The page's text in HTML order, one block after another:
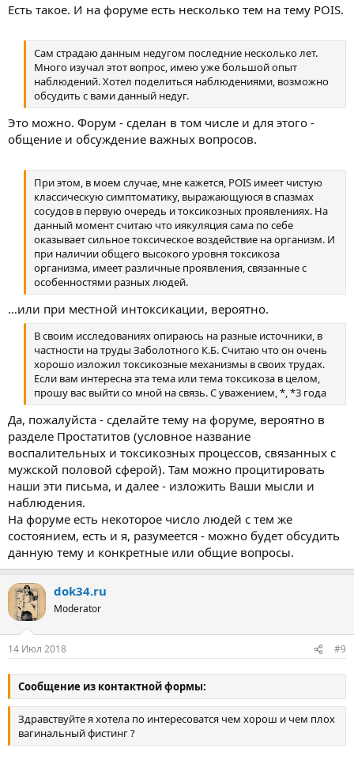
Есть такое. И на форуме есть несколько тем на тему POIS.
Сам страдаю данным недугом последние несколько лет.
Много изучал этот вопрос, имею уже большой опыт
наблюдений. Хотел поделиться наблюдениями, возможно
обсудить с вами данный недуг.
Это можно. Форум - сделан в том числе и для этого -
общение и обсуждение важных вопросов.
При этом, в моем случае, мне кажется, POIS имеет чистую
классическую симптоматику, выражающуюся в спазмах
сосудов в первую очередь и токсикозных проявлениях. На
данный момент считаю что иякуляция сама по себе
оказывает сильное токсическое воздействие на организм. И
при наличии общего высокого уровня токсикоза
организма, имеет различные проявления, связанные с
особенностями разных людей.
…или при местной интоксикации, вероятно.
В своим исследованиях опираюсь на разные источники, в
частности на труды Заболотного К.Б. Считаю что он очень
хорошо изложил токсикозные механизмы в своих трудах.
Если вам интересна эта тема или тема токсикоза в целом,
прошу вас выйти со мной на связь. С уважением, *, *3 года
Да, пожалуйста - сделайте тему на форуме, вероятно в
разделе Простатитов (условное название
воспалительных и токсикозных процессов, связанных с
мужской половой сферой). Там можно процитировать
наши эти письма, и далее - изложить Ваши мысли и
наблюдения.
На форуме есть некоторое число людей с тем же
состоянием, есть и я, разумеется - можно будет обсудить
данную тему и конкретные или общие вопросы.
dok34.ru
Moderator
14 Июл 2018 #9
Сообщение из контактной формы:
Здравствуйте я хотела по интересоватся чем хорош и чем плох
вагинальный фистинг ?